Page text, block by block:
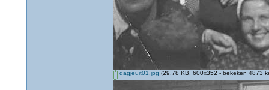
dagjeuit01.jpg (29.78 KB, 600x352 - bekeken 4873